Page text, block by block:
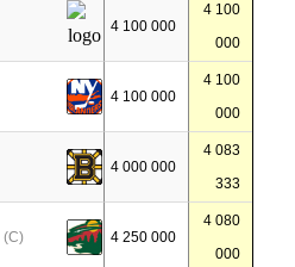
4 100 000
4 100
000
4 100 000
4 100
000
4 000 000
4 083
333
(C) 4 250 000
4 080
000